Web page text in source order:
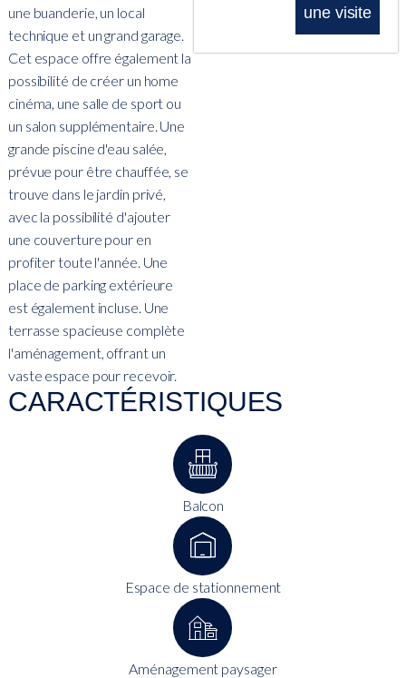
une buanderie, un local
technique et un grand garage.
Cet espace offre également la
possibilité de créer un home
cinéma, une salle de sport ou
un salon supplémentaire. Une
grande piscine d'eau salée,
prévue pour être chauffée, se
trouve dans le jardin privé,
avec la possibilité d'ajouter
une couverture pour en
profiter toute l'année. Une
place de parking extérieure
est également incluse. Une
terrasse spacieuse complète
l'aménagement, offrant un
vaste espace pour recevoir.
une visite
CARACTÉRISTIQUES
Balcon
Espace de stationnement
Aménagement paysager